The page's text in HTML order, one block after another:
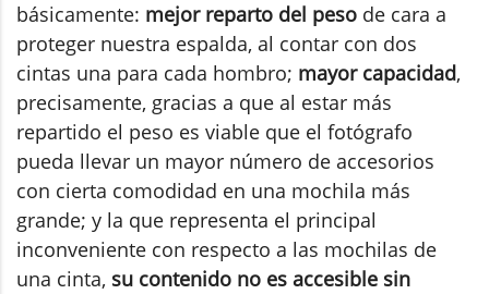
básicamente: mejor reparto del peso de cara a
proteger nuestra espalda, al contar con dos
cintas una para cada hombro; mayor capacidad,
precisamente, gracias a que al estar más
repartido el peso es viable que el fotógrafo
pueda llevar un mayor número de accesorios
con cierta comodidad en una mochila más
grande; y la que representa el principal
inconveniente con respecto a las mochilas de
una cinta, su contenido no es accesible sin